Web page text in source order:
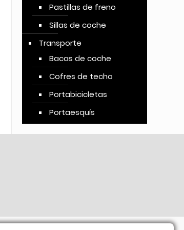
Pastillas de freno
Sillas de coche
Transporte
Bacas de coche
Cofres de techo
Portabicicletas
Portaesquís